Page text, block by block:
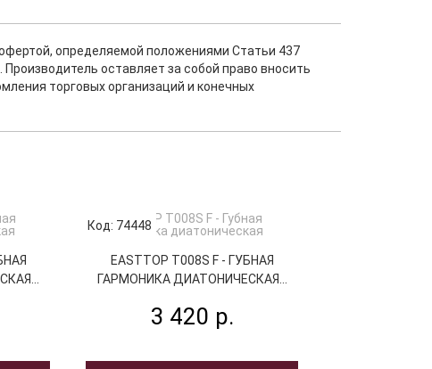
определяемой положениями Статьи 437
оставляет за собой право вносить
торговых организаций и конечных
Код: 74448
EASTTOP T008S F - ГУБНАЯ
ГАРМОНИКА ДИАТОНИЧЕСКАЯ...
3 420 р.